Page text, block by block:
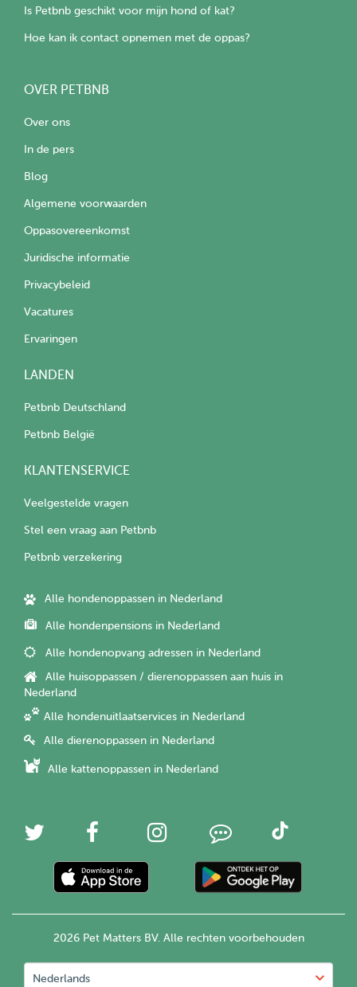
Is Petbnb geschikt voor mijn hond of kat?
Hoe kan ik contact opnemen met de oppas?
OVER PETBNB
Over ons
In de pers
Blog
Algemene voorwaarden
Oppasovereenkomst
Juridische informatie
Privacybeleid
Vacatures
Ervaringen
LANDEN
Petbnb Deutschland
Petbnb België
KLANTENSERVICE
Veelgestelde vragen
Stel een vraag aan Petbnb
Petbnb verzekering
Alle hondenoppassen in Nederland
Alle hondenpensions in Nederland
Alle hondenopvang adressen in Nederland
Alle huisoppassen / dierenoppassen aan huis in
Nederland
Alle hondenuitlaatservices in Nederland
Alle dierenoppassen in Nederland
Alle kattenoppassen in Nederland
2026 Pet Matters BV. Alle rechten voorbehouden
Nederlands